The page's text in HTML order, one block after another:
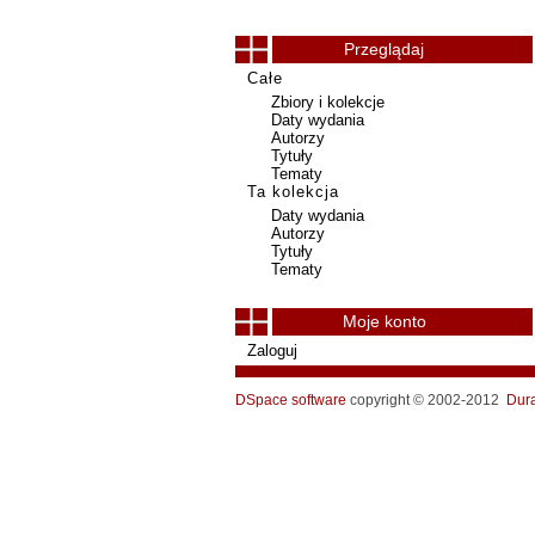
Przeglądaj
Całe
Zbiory i kolekcje
Daty wydania
Autorzy
Tytuły
Tematy
Ta kolekcja
Daty wydania
Autorzy
Tytuły
Tematy
Moje konto
Zaloguj
DSpace software copyright © 2002-2012